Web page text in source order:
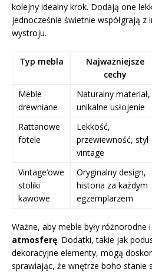
kolejny idealny krok. Dodają one
jednocześnie świetnie współgrają z
wystroju.
Typ mebla
Najważniejsze
cechy
Meble
drewniane
Naturalny materiał,
unikalne usłojenie
Rattanowe
fotele
Lekkość,
przewiewność, styl
vintage
Vintage’owe
stoliki
kawowe
Oryginalny design,
historia za każdym
egzemplarzem
Ważne, aby meble były różnorodne
atmosferę. Dodatki, takie jak
dekoracyjne elementy, mogą
sprawiając, że wnętrze boho stanie